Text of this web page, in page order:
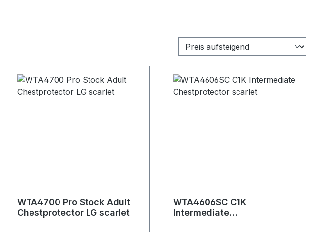
WTA4700 Pro Stock Adult
Chestprotector LG scarlet
WTA4606SC C1K
Intermediate